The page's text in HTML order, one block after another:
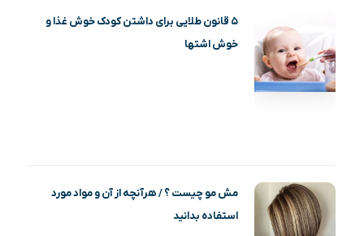
۵ قانون طلایی برای داشتن کودک خوش غذا و
خوش اشتها
مش مو چیست ؟ / هرآنچه از آن و مواد مورد
استفاده بدانید